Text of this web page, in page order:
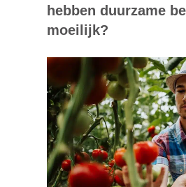
hebben duurzame
moeilijk?